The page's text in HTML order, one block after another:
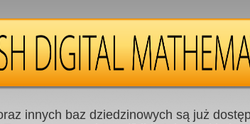
innych baz dziedzinowych są już